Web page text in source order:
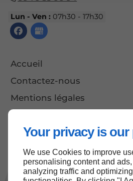
Your privacy is
We use Cookies to improve
personalising content and
analyzing traffic and
Lun - Ven : 07h30 - 17h30
Accueil
Contactez-nous
Mentions légales
Haut de